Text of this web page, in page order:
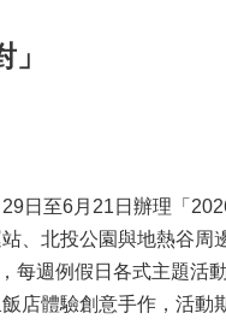
至6月21日辦理「
、北投公園與地熱谷周
每週例假日各式主題活
店體驗創意手作，活動